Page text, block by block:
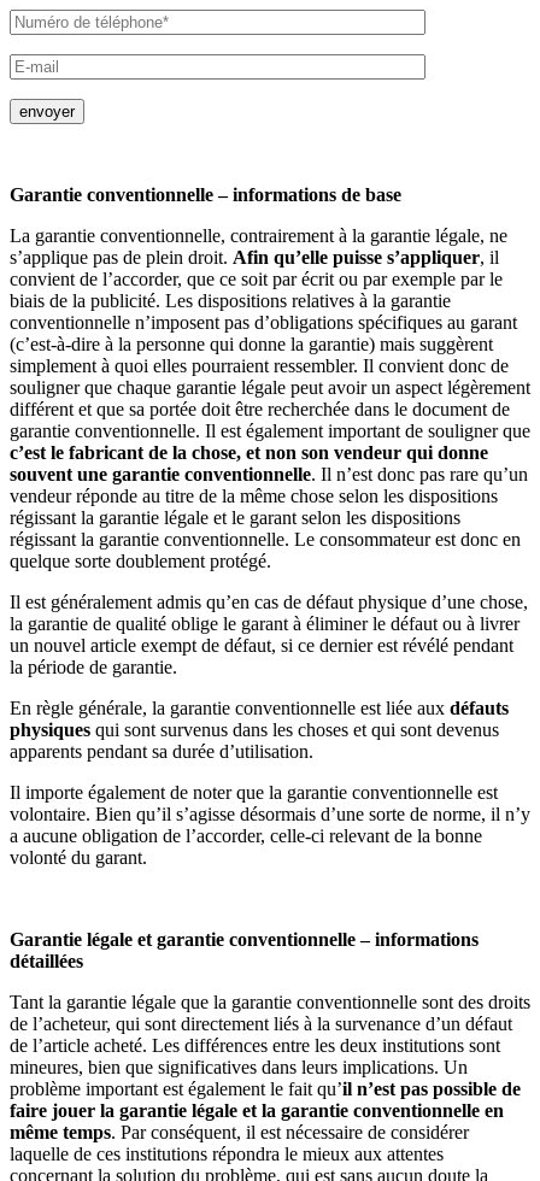
envoyer
Garantie conventionnelle – informations de base
La garantie conventionnelle, contrairement à la garantie légale, ne
s’applique pas de plein droit. Afin qu’elle puisse s’appliquer, il
convient de l’accorder, que ce soit par écrit ou par exemple par le
biais de la publicité. Les dispositions relatives à la garantie
conventionnelle n’imposent pas d’obligations spécifiques au garant
(c’est-à-dire à la personne qui donne la garantie) mais suggèrent
simplement à quoi elles pourraient ressembler. Il convient donc de
souligner que chaque garantie légale peut avoir un aspect légèrement
différent et que sa portée doit être recherchée dans le document de
garantie conventionnelle. Il est également important de souligner que
c’est le fabricant de la chose, et non son vendeur qui donne
souvent une garantie conventionnelle. Il n’est donc pas rare qu’un
vendeur réponde au titre de la même chose selon les dispositions
régissant la garantie légale et le garant selon les dispositions
régissant la garantie conventionnelle. Le consommateur est donc en
quelque sorte doublement protégé.
Il est généralement admis qu’en cas de défaut physique d’une chose,
la garantie de qualité oblige le garant à éliminer le défaut ou à livrer
un nouvel article exempt de défaut, si ce dernier est révélé pendant
la période de garantie.
En règle générale, la garantie conventionnelle est liée aux défauts
physiques qui sont survenus dans les choses et qui sont devenus
apparents pendant sa durée d’utilisation.
Il importe également de noter que la garantie conventionnelle est
volontaire. Bien qu’il s’agisse désormais d’une sorte de norme, il n’y
a aucune obligation de l’accorder, celle-ci relevant de la bonne
volonté du garant.
Garantie légale et garantie conventionnelle – informations
détaillées
Tant la garantie légale que la garantie conventionnelle sont des droits
de l’acheteur, qui sont directement liés à la survenance d’un défaut
de l’article acheté. Les différences entre les deux institutions sont
mineures, bien que significatives dans leurs implications. Un
problème important est également le fait qu’il n’est pas possible de
faire jouer la garantie légale et la garantie conventionnelle en
même temps. Par conséquent, il est nécessaire de considérer
laquelle de ces institutions répondra le mieux aux attentes
concernant la solution du problème, qui est sans aucun doute la